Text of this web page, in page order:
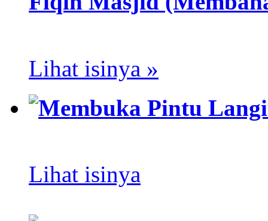
Lihat isinya »
Membuka Pintu
Lihat isinya